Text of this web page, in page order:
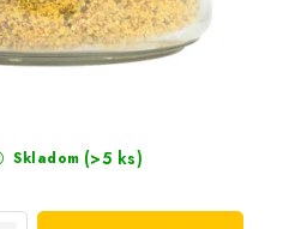
Skladom (>5 ks)